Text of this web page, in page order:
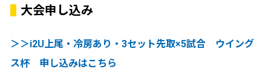
大会申し込み
＞＞i2U上尾・冷房あり・3セット先取×5試合 ウイング
ス杯 申し込みはこちら